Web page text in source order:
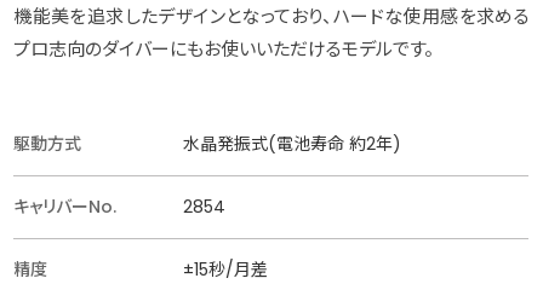
機能美を追求したデザインとなっており、ハードな使用感を求める
プロ志向のダイバーにもお使いいただけるモデルです。
駆動方式 水晶発振式(電池寿命 約2年)
キャリバーNo. 2854
精度 ±15秒/月差